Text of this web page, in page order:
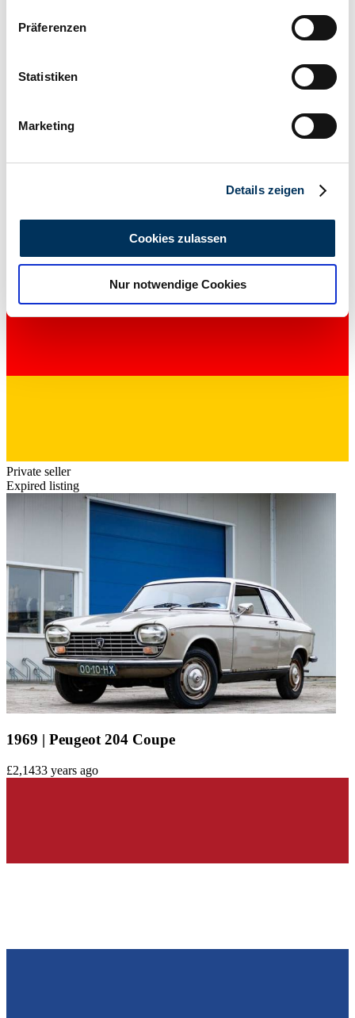
Informationen über Ihre geografische Lage
können
bestimmten Merkmalen (Fingerprinting) identifizieren
Erfahren Sie mehr darüber, wie Ihre persönlichen Daten
analysieren. Außerdem geben wir Informationen zu Ihrer
Verwendung unserer Website an unsere Partner für
soziale Medien, Werbung und Analysen weiter. Unsere
Präferenzen
Statistiken
Marketing
Details zeigen
Cookies zulassen
Nur notwendige Cookies
Private seller
Expired listing
1969 | Peugeot 204 Coupe
£2,1433 years ago